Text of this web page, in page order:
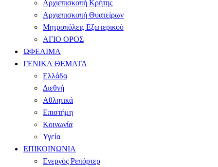
Αρχιεπισκοπή Κρήτης
Αρχιεπισκοπή Θυατείρων
Μητροπόλεις Εξωτερικού
ΑΓΙΟ ΟΡΟΣ
ΩΦΕΛΙΜΑ
ΓΕΝΙΚΑ ΘΕΜΑΤΑ
Ελλάδα
Διεθνή
Αθλητικά
Επιστήμη
Κοινωνία
Υγεία
ΕΠΙΚΟΙΝΩΝΙΑ
Ενεργός Ρεπόρτερ